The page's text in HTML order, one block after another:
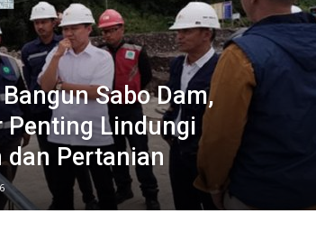
Sabo Dam,
Lindungi
dan Pertanian